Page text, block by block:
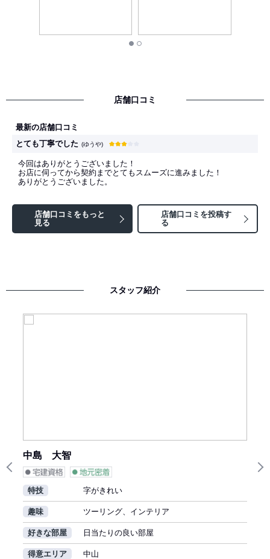
店舗口コミ
最新の店舗口コミ
とても丁寧でした (ゆうや)
今回はありがとうございました！
お店に伺ってから契約までとてもスムーズに進みました！
ありがとうございました。
店舗口コミをもっと
見る
店舗口コミを投稿す
る
スタッフ紹介
Previous
中島 大智
特技 字がきれい
趣味 ツーリング、インテリア
好きな部屋 日当たりの良い部屋
得意エリア 中山